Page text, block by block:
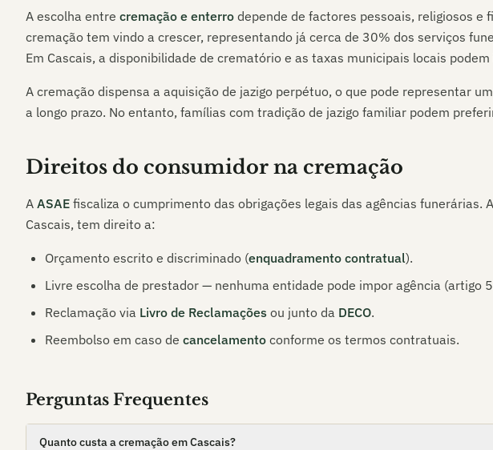
A escolha entre cremação e enterro depende de factores pessoais, religiosos e
cremação tem vindo a crescer, representando já cerca de 30% dos serviços
Em Cascais, a disponibilidade de crematório e as taxas municipais locais
A cremação dispensa a aquisição de jazigo perpétuo, o que pode representar
a longo prazo. No entanto, famílias com tradição de jazigo familiar podem
Direitos do consumidor na cremação
A ASAE fiscaliza o cumprimento das obrigações legais das agências funerárias.
Cascais, tem direito a:
Orçamento escrito e discriminado (enquadramento contratual).
Livre escolha de prestador — nenhuma entidade pode impor agência (artigo
Reclamação via Livro de Reclamações ou junto da DECO.
Reembolso em caso de cancelamento conforme os termos contratuais.
Perguntas Frequentes
Quanto custa a cremação em Cascais?